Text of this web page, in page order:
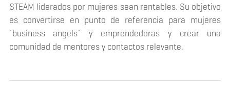
STEAM liderados por mujeres sean rentables. Su objetivo
es convertirse en punto de referencia para mujeres
´business angels´ y emprendedoras y crear una
comunidad de mentores y contactos relevante.